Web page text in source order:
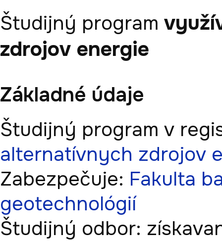
Študijný program
zdrojov energie
Základné údaje
Študijný program v
alternatívnych zdrojov
Zabezpečuje: Fakulta
geotechnológií
Študijný odbor: